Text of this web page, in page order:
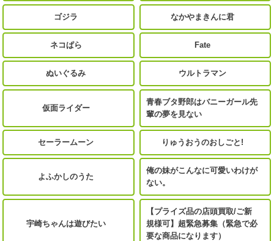
ゴジラ なかやまきんに君
ネコぱら Fate
ぬいぐるみ ウルトラマン
仮面ライダー
青春ブタ野郎はバニーガール先
輩の夢を見ない
セーラームーン りゅうおうのおしごと!
よふかしのうた
俺の妹がこんなに可愛いわけが
ない。
宇崎ちゃんは遊びたい
【プライズ品の店頭買取/ご新
規様可】超緊急募集（緊急で必
要な商品になります）